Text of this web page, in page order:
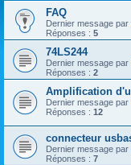
FAQ
Dernier message par
Réponses : 5
74LS244
Dernier message par
Réponses : 2
Amplification
Dernier message par
Réponses : 12
connecteur
Dernier message par
Réponses : 7